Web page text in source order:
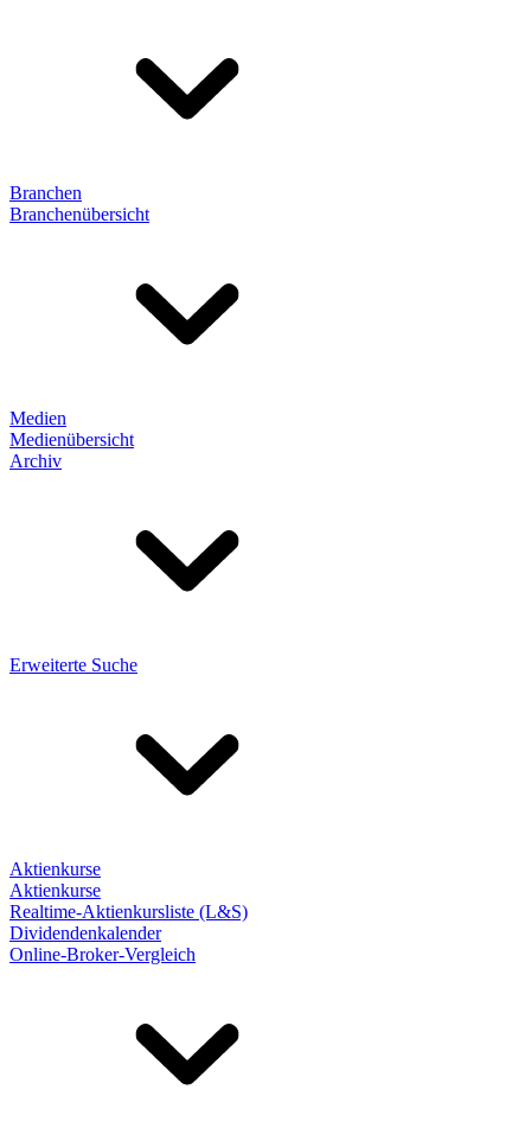
Branchen
Branchenübersicht
Medien
Medienübersicht
Archiv
Erweiterte Suche
Aktienkurse
Aktienkurse
Realtime-Aktienkursliste (L&S)
Dividendenkalender
Online-Broker-Vergleich